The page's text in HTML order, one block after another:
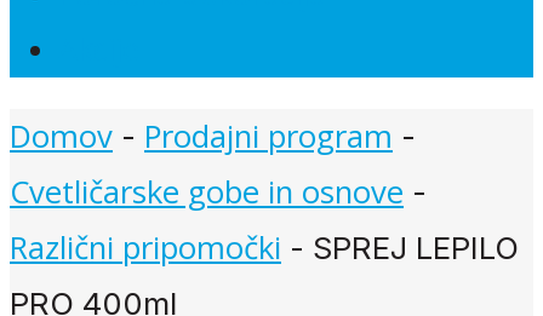
Domov - Prodajni program -
Cvetličarske gobe in osnove -
Različni pripomočki - SPREJ LEPILO
PRO 400ml